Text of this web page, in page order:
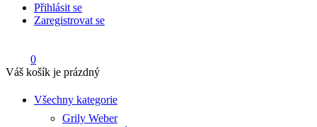
Přihlásit se
Zaregistrovat se
0
Váš košík je prázdný
Všechny kategorie
Grily Weber